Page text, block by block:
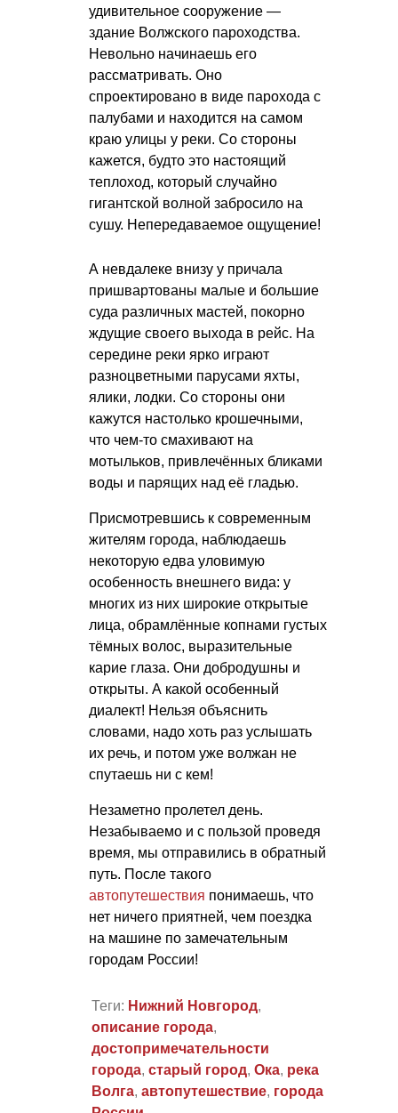
удивительное сооружение —
здание Волжского пароходства.
Невольно начинаешь его
рассматривать. Оно
спроектировано в виде парохода с
палубами и находится на самом
краю улицы у реки. Со стороны
кажется, будто это настоящий
теплоход, который случайно
гигантской волной забросило на
сушу. Непередаваемое ощущение!
А невдалеке внизу у причала
пришвартованы малые и большие
суда различных мастей, покорно
ждущие своего выхода в рейс. На
середине реки ярко играют
разноцветными парусами яхты,
ялики, лодки. Со стороны они
кажутся настолько крошечными,
что чем-то смахивают на
мотыльков, привлечённых бликами
воды и парящих над её гладью.
Присмотревшись к современным
жителям города, наблюдаешь
некоторую едва уловимую
особенность внешнего вида: у
многих из них широкие открытые
лица, обрамлённые копнами густых
тёмных волос, выразительные
карие глаза. Они добродушны и
открыты. А какой особенный
диалект! Нельзя объяснить
словами, надо хоть раз услышать
их речь, и потом уже волжан не
спутаешь ни с кем!
Незаметно пролетел день.
Незабываемо и с пользой проведя
время, мы отправились в обратный
путь. После такого
автопутешествия понимаешь, что
нет ничего приятней, чем поездка
на машине по замечательным
городам России!
Теги: Нижний Новгород,
описание города,
достопримечательности
города, старый город, Ока, река
Волга, автопутешествие, города